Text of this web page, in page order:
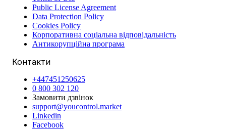
Public License Agreement
Data Protection Policy
Cookies Policy
Корпоративна соціальна відповідальність
Антикорупційна програма
Контакти
+447451250625
0 800 302 120
Замовити дзвінок
support@youcontrol.market
Linkedin
Facebook